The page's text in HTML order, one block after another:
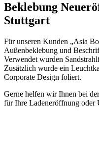
Beklebung
Stuttgart
Für unseren Kunden „Asia
Außenbeklebung und
Verwendet wurden
Zusätzlich wurde ein
Corporate Design foliert.
Gerne helfen wir Ihnen bei
für Ihre Ladeneröffnung oder